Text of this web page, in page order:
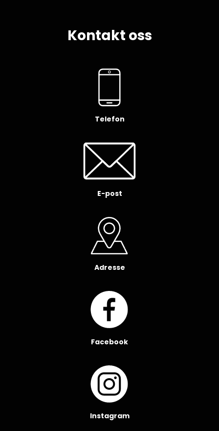
Kontakt oss
Telefon
E-post
Adresse
Facebook
Instagram